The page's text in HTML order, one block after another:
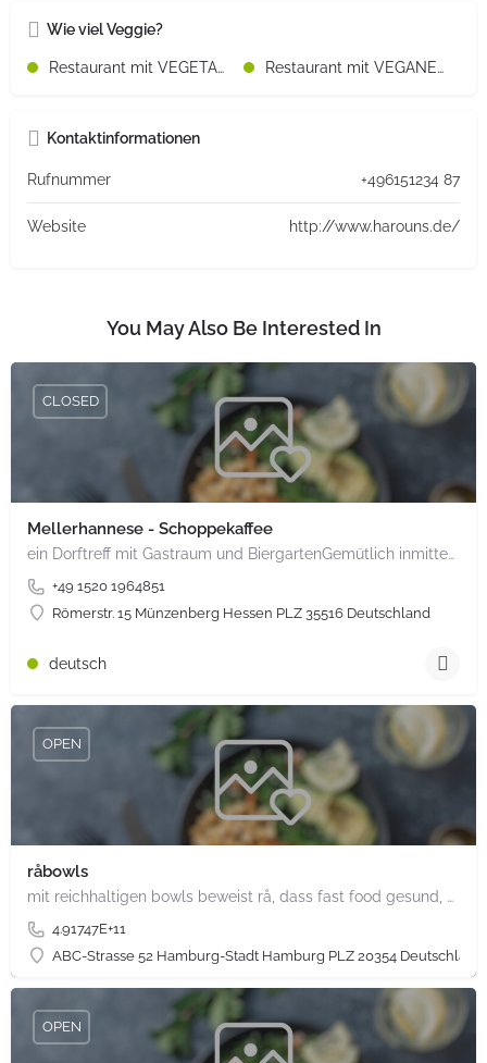
Wie viel Veggie?
Restaurant mit VEGETARISCHEN Speisen Restaurant mit VEGANEN Speisen
Kontaktinformationen
Rufnummer +496151234 87
Website http://www.harouns.de/
You May Also Be Interested In
Mellerhannese - Schoppekaffee
ein Dorftreff mit Gastraum und BiergartenGemütlich inmitten unserem idyllischen Trais Münzenberg, entlang…
+49 1520 1964851
Römerstr. 15 Münzenberg Hessen PLZ 35516 Deutschland
CLOSED
deutsch
råbowls
mit reichhaltigen bowls beweist rå, dass fast food gesund, nachhaltig und hundertprozentig vegan sein kann.…
4.91747E+11
ABC-Strasse 52 Hamburg-Stadt Hamburg PLZ 20354 Deutschland
OPEN
OPEN